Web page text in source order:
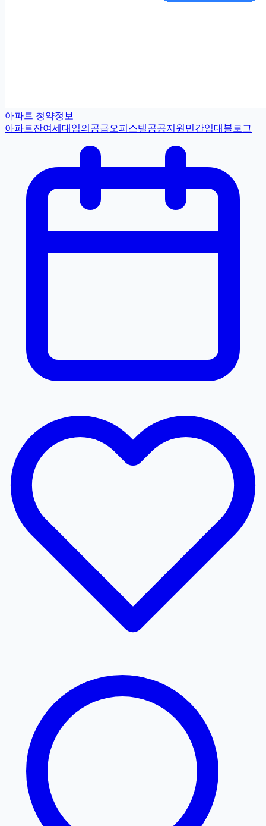
아파트 청약정보
아파트잔여세대 임의공급오피스텔공공지원민간임대 블로그